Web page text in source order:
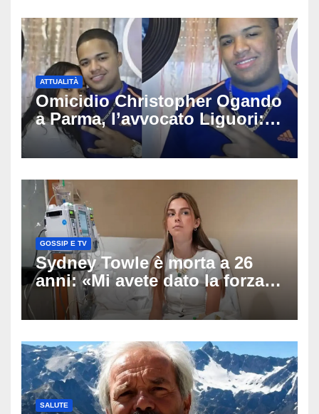
ATTUALITÀ
Omicidio Christopher Ogando
a Parma, l’avvocato Liguori:
«Ogni elemento va
approfondito fino in fondo»,
investigatori
GOSSIP E TV
Sydney Towle è morta a 26
anni: «Mi avete dato la forza
di andare avanti», l’ultimo
messaggio dell’influencer
SALUTE